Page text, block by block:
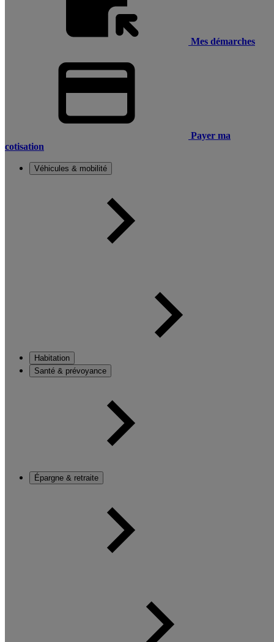
Mes démarches
Payer ma
cotisation
Véhicules & mobilité
Habitation
Santé & prévoyance
Épargne & retraite